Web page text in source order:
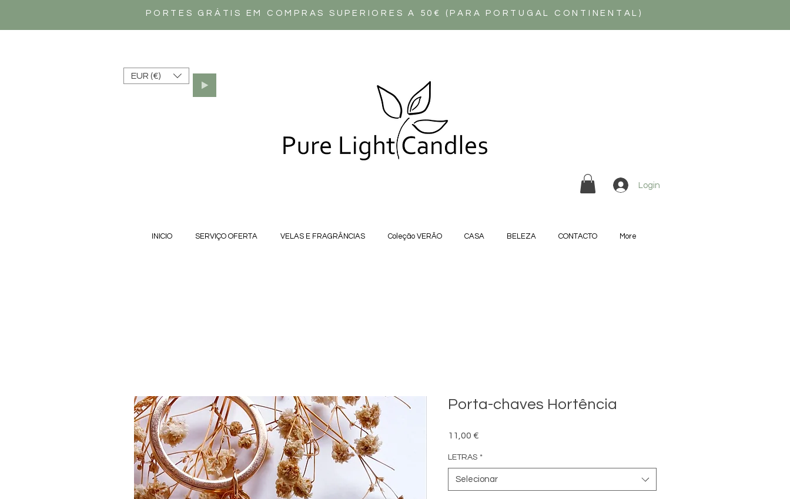
PORTES GRÁTIS EM COMPRAS SUPERIORES A 50€ (PARA PORTUGAL CONTINENTAL)
EUR (€)
Login
INICIO SERVIÇO OFERTA VELAS E FRAGRÂNCIAS Coleção VERÃO CASA BELEZA CONTACTO More
Porta-chaves Hortência
11,00 €
LETRAS *
Selecionar